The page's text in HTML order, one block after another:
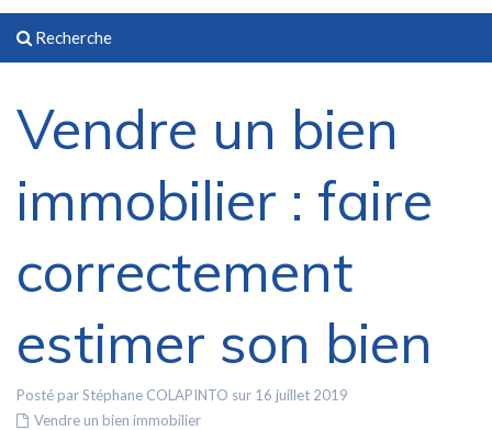
Recherche
Vendre un bien
immobilier : faire
correctement
estimer son bien
Posté par Stéphane COLAPINTO sur 16 juillet 2019
Vendre un bien immobilier